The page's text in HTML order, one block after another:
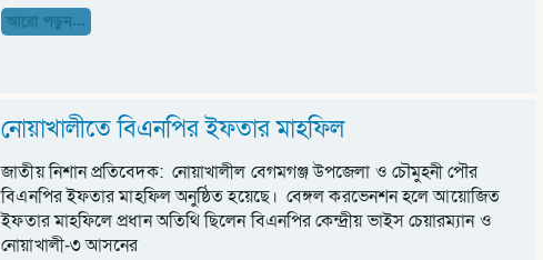
আরো পড়ুন...
নোয়াখালীতে বিএনপির ইফতার মাহফিল
জাতীয় নিশান প্রতিবেদক: নোয়াখালীল বেগমগঞ্জ উপজেলা ও চৌমুহনী পৌর
বিএনপির ইফতার মাহফিল অনুষ্ঠিত হয়েছে। বেঙ্গল করভেনশন হলে আয়োজিত
ইফতার মাহফিলে প্রধান অতিথি ছিলেন বিএনপির কেন্দ্রীয় ভাইস চেয়ারম্যান ও
নোয়াখালী-৩ আসনের